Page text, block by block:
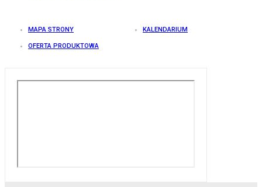
MAPA STRONY KALENDARIUM
OFERTA PRODUKTOWA